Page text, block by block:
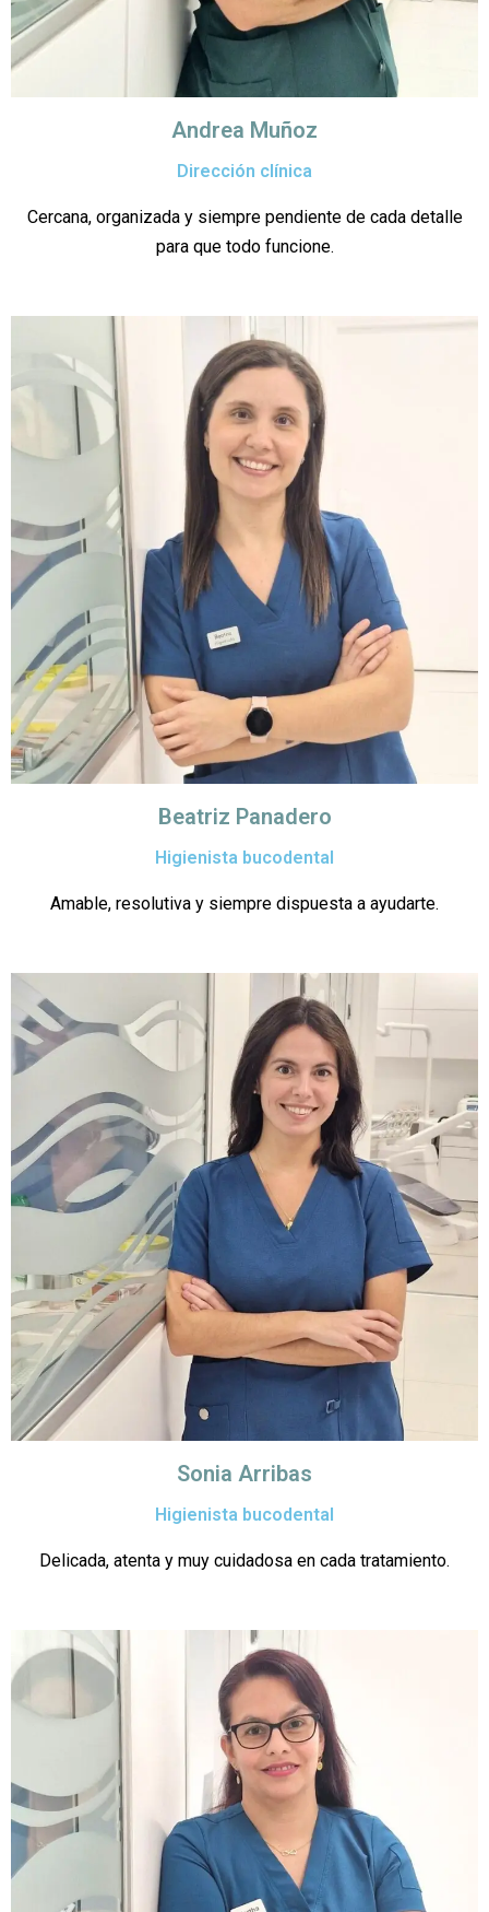
Andrea Muñoz
Dirección clínica
Cercana, organizada y siempre pendiente de cada detalle
para que todo funcione.
Beatriz Panadero
Higienista bucodental
Amable, resolutiva y siempre dispuesta a ayudarte.
Sonia Arribas
Higienista bucodental
Delicada, atenta y muy cuidadosa en cada tratamiento.